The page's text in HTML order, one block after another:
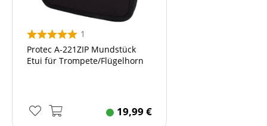
1
Protec A-221ZIP Mundstück
Etui für Trompete/Flügelhorn
19,99 €